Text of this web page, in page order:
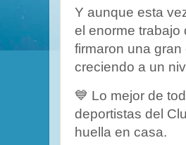
Y aunque esta
el enorme trabajo
firmaron una
creciendo a un
💙 Lo mejor de
deportistas del
huella en casa.